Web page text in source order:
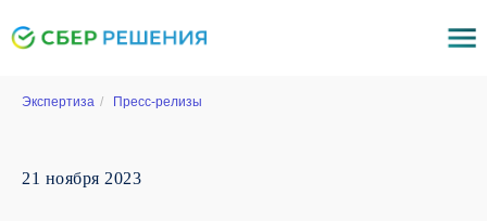
Экспертиза / Пресс-релизы
21 ноября 2023